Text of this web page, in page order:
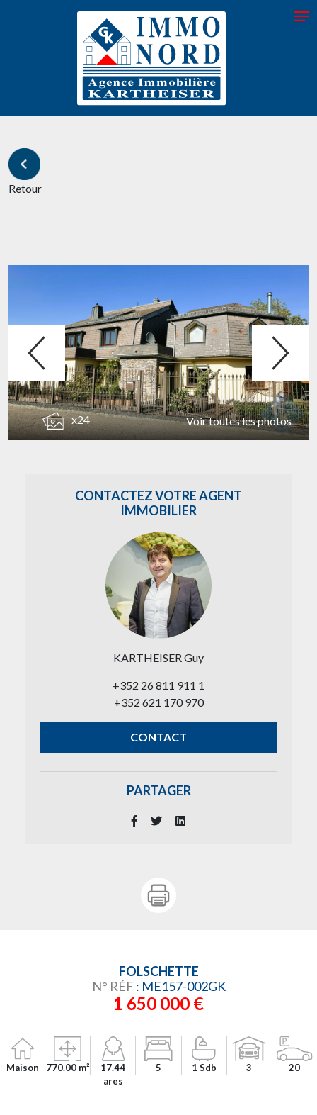
Retour
x24 Voir toutes les photos
CONTACTEZ VOTRE AGENT
IMMOBILIER
KARTHEISER Guy
+352 26 811 911 1
+352 621 170 970
CONTACT
PARTAGER
FOLSCHETTE
N° RÉF : ME157-002GK
1 650 000 €
Maison 770.00 m²
17.44
ares
5 1 Sdb 3 20